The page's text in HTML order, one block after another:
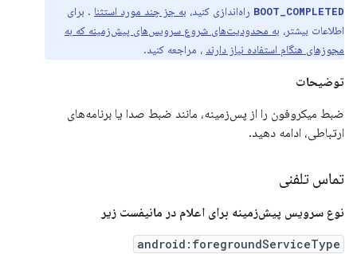
BOOT_COMPLETED راه‌اندازی کنید، به جز چند مورد استثنا . برای
اطلاعات بیشتر، به محدودیت‌های شروع سرویس‌های پیش‌زمینه که به
مجوزهای هنگام استفاده نیاز دارند ، مراجعه کنید.
توضیحات
ضبط میکروفون را از پس‌زمینه، مانند ضبط صدا یا برنامه‌های
ارتباطی، ادامه دهید.
تماس تلفنی
نوع سرویس پیش‌زمینه برای اعلام در مانیفست زیر
android:foregroundServiceType